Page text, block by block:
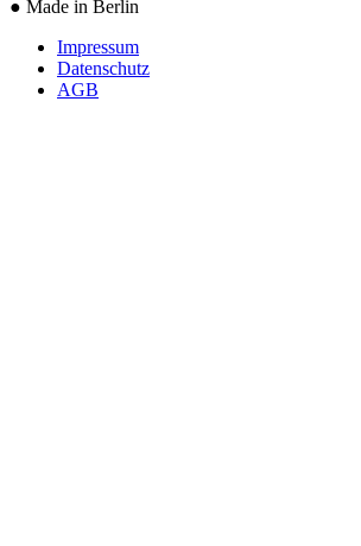
● Made in Berlin
Impressum
Datenschutz
AGB